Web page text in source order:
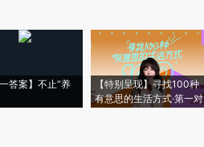
一答案】不止“养
【特别呈现】寻找100种
有意思的生活方式·第一对